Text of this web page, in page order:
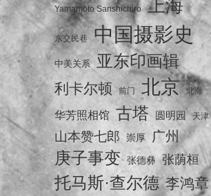
Yamamoto Sanshichiro 上海
东交民巷 中国摄影史
中美关系 亚东印画辑
利卡尔顿 前门 北京 北海
华芳照相馆 古塔 圆明园 天津
山本赞七郎 崇厚 广州
庚子事变 张德彝 张荫桓
托马斯·查尔德 李鸿章